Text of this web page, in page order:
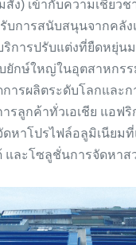
สั่ง) เข้ากับความเชี่ยว
บการสนับสนุนจากคลั
ริการปรับแต่งที่ยืดหยุ่น
ยักษ์ใหญ่ในอุตสาหกรร
ารผลิตระดับโลกและก
รลูกค้าทั่วเอเชีย แอฟริ
ดหาโปรไฟล์อลูมิเนีย
และโซลูชั่นการจัดหา